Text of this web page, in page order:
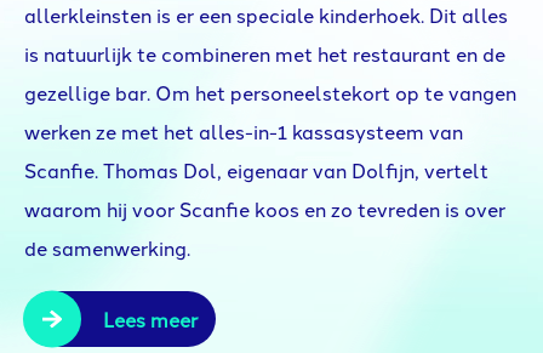
allerkleinsten is er een speciale kinderhoek. Dit alles
is natuurlijk te combineren met het restaurant en de
gezellige bar. Om het personeelstekort op te vangen
werken ze met het alles-in-1 kassasysteem van
Scanfie. Thomas Dol, eigenaar van Dolfijn, vertelt
waarom hij voor Scanfie koos en zo tevreden is over
de samenwerking.
Lees meer